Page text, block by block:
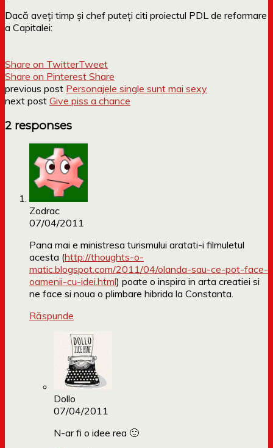
Dacă aveți timp și chef puteți citi proiectul PDL de reformare
a Capitalei:
Share on TwitterTweet
Share on Pinterest Share
previous post Personajele single sunt mai sexy
next post Give piss a chance
2 responses
Zodrac
07/04/2011
Pana mai e ministresa turismului aratati-i filmuletul
acesta (http://thoughts-o-
matic.blogspot.com/2011/04/olanda-sau-ce-pot-face-
oamenii-cu-idei.html) poate o inspira in arta creatiei si
ne face si noua o plimbare hibrida la Constanta.
Răspunde
Dollo
07/04/2011
N-ar fi o idee rea 🙂